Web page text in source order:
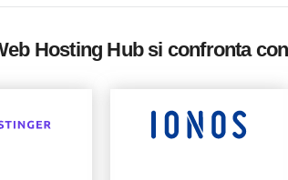
Hosting Hub si confronta